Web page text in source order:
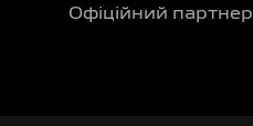
Офіційний партнер